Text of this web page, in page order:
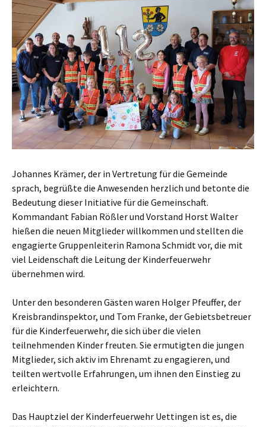
Johannes Krämer, der in Vertretung für die Gemeinde
sprach, begrüßte die Anwesenden herzlich und betonte die
Bedeutung dieser Initiative für die Gemeinschaft.
Kommandant Fabian Rößler und Vorstand Horst Walter
hießen die neuen Mitglieder willkommen und stellten die
engagierte Gruppenleiterin Ramona Schmidt vor, die mit
viel Leidenschaft die Leitung der Kinderfeuerwehr
übernehmen wird.
Unter den besonderen Gästen waren Holger Pfeuffer, der
Kreisbrandinspektor, und Tom Franke, der Gebietsbetreuer
für die Kinderfeuerwehr, die sich über die vielen
teilnehmenden Kinder freuten. Sie ermutigten die jungen
Mitglieder, sich aktiv im Ehrenamt zu engagieren, und
teilten wertvolle Erfahrungen, um ihnen den Einstieg zu
erleichtern.
Das Hauptziel der Kinderfeuerwehr Uettingen ist es, die